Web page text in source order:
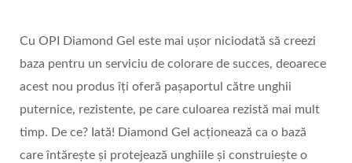
Cu OPI Diamond Gel este mai ușor niciodată să creezi
baza pentru un serviciu de colorare de succes, deoarece
acest nou produs îți oferă pașaportul către unghii
puternice, rezistente, pe care culoarea rezistă mai mult
timp. De ce? Iată! Diamond Gel acționează ca o bază
care întărește și protejează unghiile și construiește o